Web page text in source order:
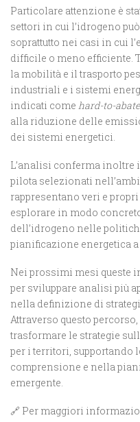
Particolare attenzione è
settori in cui l’idrogeno
soprattutto nei casi in cui
difficile o meno efficiente.
la mobilità e il trasporto
industriali e i sistemi
indicati come hard-to-abate
alla riduzione delle
dei sistemi energetici.
L’analisi conferma inoltre
pilota selezionati
rappresentano veri e
esplorare in modo
dell’idrogeno nelle
pianificazione energetica a
Nei prossimi mesi queste
per sviluppare analisi più
nella definizione di
Attraverso questo
trasformare le strategie
per i territori,
comprensione e nella
emergente.
🔗 Per maggiori